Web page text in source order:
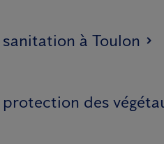
à Toulon
des